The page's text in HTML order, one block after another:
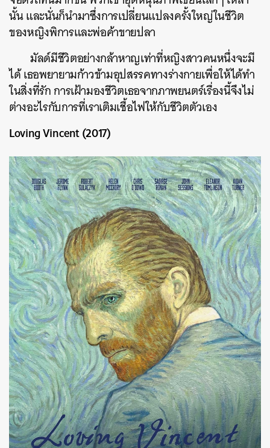
นั้น และนั่นก็นำมาซึ่งการเปลี่ยนแปลงครั้งใหญ่ในชีวิต
ของหญิงพิการและพ่อค้าขายปลา
มัลด์มีชีวิตอย่างกล้าหาญเท่าที่หญิงสาวคนหนึ่งจะมี
ได้ เธอพยายามก้าวข้ามอุปสรรคทางร่างกายเพื่อให้ได้ทำ
ในสิ่งที่รัก การเฝ้ามองชีวิตเธอจากภาพยนตร์เรื่องนี้จึงไม่
ต่างอะไรกับการที่เราเติมเชื้อไฟให้กับชีวิตตัวเอง
Loving Vincent (2017)